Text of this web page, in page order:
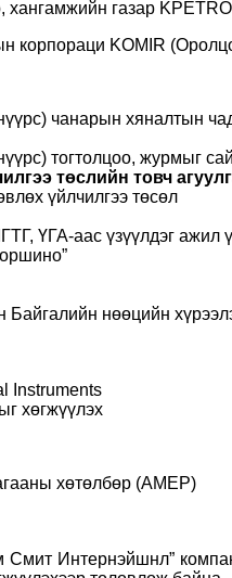
газар
корпораци KOMIR
чанарын хяналтын
тогтолцоо, журмыг
төслийн товч
үйлчилгээ төсөл
ҮГА-аас үзүүлдэг ажил
нөөцийн
Instruments
хөгжүүлэх
хөтөлбөр (AMEP)
Интернэйшнл”